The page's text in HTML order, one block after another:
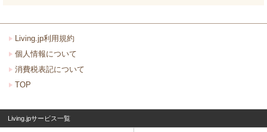
Living.jp利用規約
個人情報について
消費税表記について
TOP
Living.jpサービス一覧